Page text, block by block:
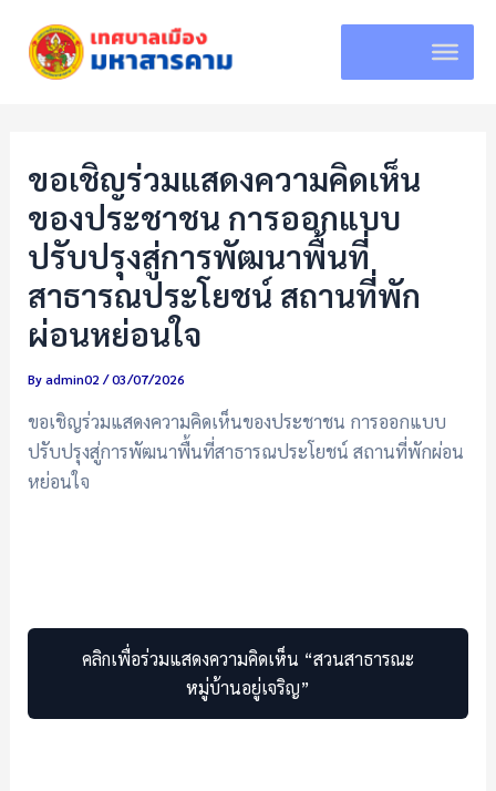
content
ขอเชิญร่วมแสดงความคิดเห็น
ของประชาชน การออกแบบ
ปรับปรุงสู่การพัฒนาพื้นที่
สาธารณประโยชน์ สถานที่พัก
ผ่อนหย่อนใจ
Byadmin02/03/07/2026
ขอเชิญร่วมแสดงความคิดเห็นของประชาชน การออกแบบ
ปรับปรุงสู่การพัฒนาพื้นที่สาธารณประโยชน์ สถานที่พักผ่อน
หย่อนใจ
คลิกเพื่อร่วมแสดงความคิดเห็น “สวนสาธารณะ
หมู่บ้านอยู่เจริญ”